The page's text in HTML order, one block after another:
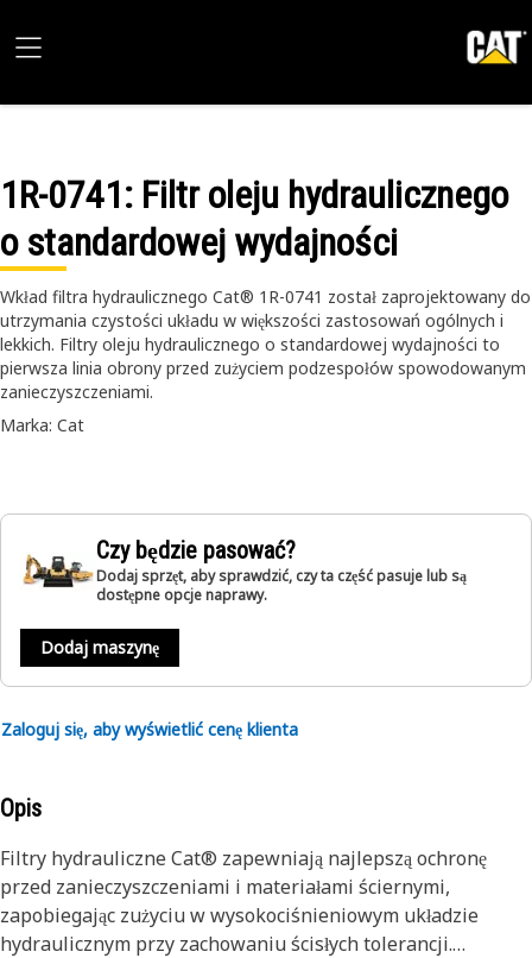
1R-0741: Filtr oleju hydraulicznego
o standardowej wydajności
Wkład filtra hydraulicznego Cat® 1R-0741 został zaprojektowany do
utrzymania czystości układu w większości zastosowań ogólnych i
lekkich. Filtry oleju hydraulicznego o standardowej wydajności to
pierwsza linia obrony przed zużyciem podzespołów spowodowanym
zanieczyszczeniami.
Marka: Cat
Czy będzie pasować?
Dodaj sprzęt, aby sprawdzić, czy ta część pasuje lub są
dostępne opcje naprawy.
Dodaj maszynę
Zaloguj się, aby wyświetlić cenę klienta
Opis
Filtry hydrauliczne Cat® zapewniają najlepszą ochronę
przed zanieczyszczeniami i materiałami ściernymi,
zapobiegając zużyciu w wysokociśnieniowym układzie
hydraulicznym przy zachowaniu ścisłych tolerancji.